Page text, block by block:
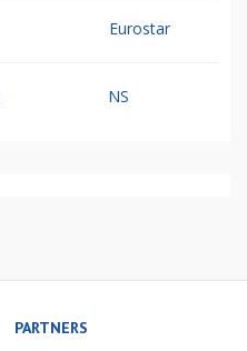
Eurostar
NS
PARTNERS